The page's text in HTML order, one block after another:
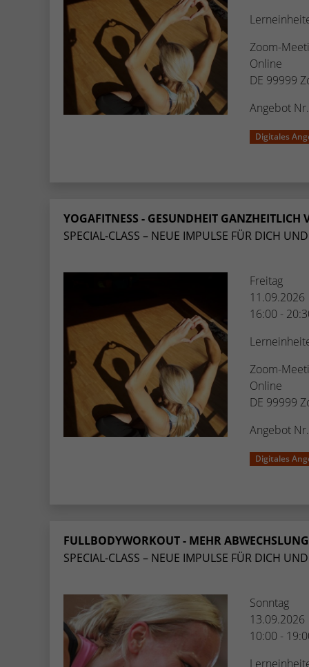
Zoom-
Online
DE 99999
Angebot
Digitales
YOGAFITNESS - GESUNDHEIT GANZHEITLICH
SPECIAL-CLASS – NEUE IMPULSE FÜR DICH
Freitag
11.09.2026
16:00 -
Zoom-
Online
DE 99999
Angebot
Digitales
FULLBODYWORKOUT - MEHR
SPECIAL-CLASS – NEUE IMPULSE FÜR DICH
Sonntag
13.09.2026
10:00 -